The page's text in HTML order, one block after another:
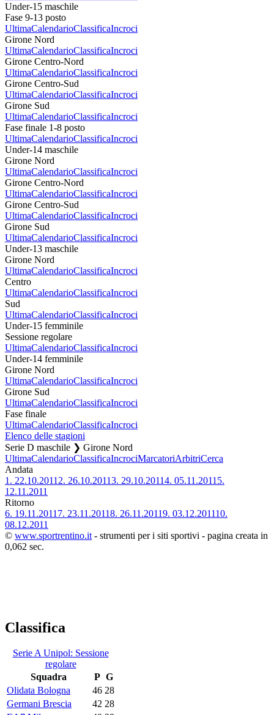
Under-15 maschile
Fase 9-13 posto
UltimaCalendarioClassificaIncroci
Girone Nord
UltimaCalendarioClassificaIncroci
Girone Centro-Nord
UltimaCalendarioClassificaIncroci
Girone Centro-Sud
UltimaCalendarioClassificaIncroci
Girone Sud
UltimaCalendarioClassificaIncroci
Fase finale 1-8 posto
UltimaCalendarioClassificaIncroci
Under-14 maschile
Girone Nord
UltimaCalendarioClassificaIncroci
Girone Centro-Nord
UltimaCalendarioClassificaIncroci
Girone Centro-Sud
UltimaCalendarioClassificaIncroci
Girone Sud
UltimaCalendarioClassificaIncroci
Under-13 maschile
Girone Nord
UltimaCalendarioClassificaIncroci
Centro
UltimaCalendarioClassificaIncroci
Sud
UltimaCalendarioClassificaIncroci
Under-15 femminile
Sessione regolare
UltimaCalendarioClassificaIncroci
Under-14 femminile
Girone Nord
UltimaCalendarioClassificaIncroci
Girone Sud
UltimaCalendarioClassificaIncroci
Fase finale
UltimaCalendarioClassificaIncroci
Elenco delle stagioni
Serie D maschile ❯ Girone Nord
UltimaCalendarioClassificaIncrociMarcatoriArbitriCerca
Andata
1. 22.10.2011 2. 26.10.20113. 29.10.20114. 05.11.2011 5.
12.11.2011
Ritorno
6. 19.11.2011 7. 23.11.20118. 26.11.20119. 03.12.201110.
08.12.2011
© www.sportrentino.it - strumenti per i siti sportivi - pagina creata in
0,062 sec.
Classifica
Serie A Unipol: Sessione
regolare
Squadra
P G
Olidata Bologna
46 28
Germani Brescia
42 28